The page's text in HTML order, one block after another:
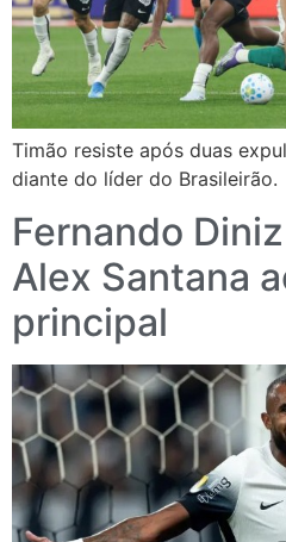
Timão resiste após duas
diante do líder do Brasileirão.
Fernando
Alex Santana
principal